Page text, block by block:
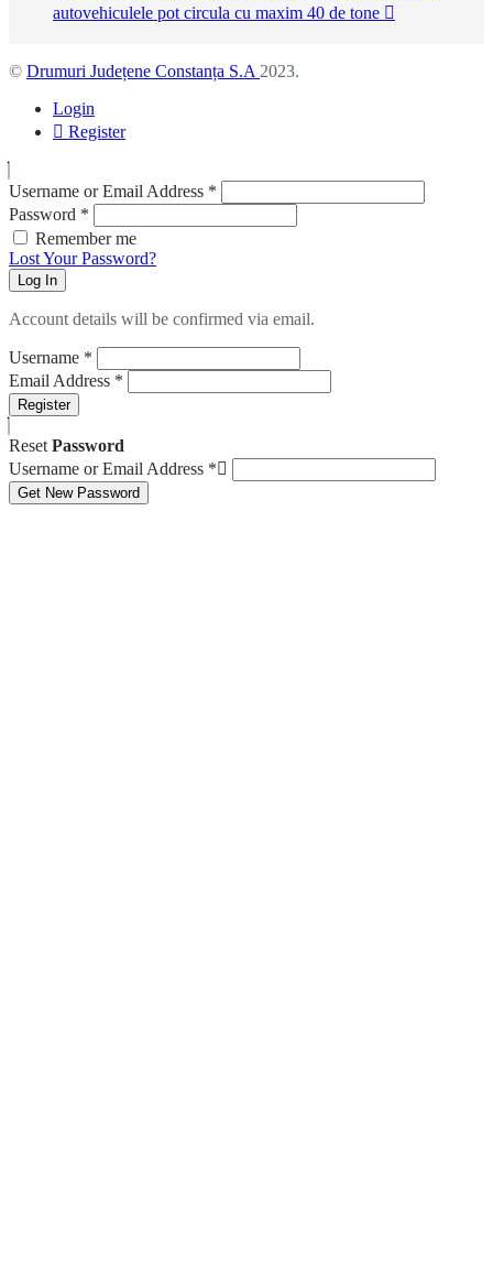
autovehiculele pot circula cu maxim 40 de tone
© Drumuri Județene Constanța S.A 2023.
Login
Register
Username or Email Address *
Password *
Remember me
Lost Your Password?
Log In
Account details will be confirmed via email.
Username *
Email Address *
Register
Reset Password
Username or Email Address *
Get New Password